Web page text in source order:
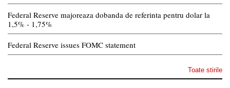
Federal Reserve majoreaza dobanda de referinta pentru dolar la
1,5% - 1,75%
Federal Reserve issues FOMC statement
Toate stirile